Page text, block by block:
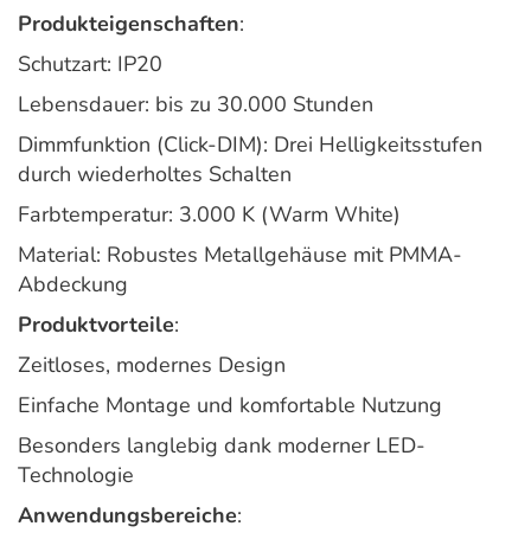
Produkteigenschaften:
Schutzart: IP20
Lebensdauer: bis zu 30.000 Stunden
Dimmfunktion (Click-DIM): Drei Helligkeitsstufen
durch wiederholtes Schalten
Farbtemperatur: 3.000 K (Warm White)
Material: Robustes Metallgehäuse mit PMMA-
Abdeckung
Produktvorteile:
Zeitloses, modernes Design
Einfache Montage und komfortable Nutzung
Besonders langlebig dank moderner LED-
Technologie
Anwendungsbereiche: